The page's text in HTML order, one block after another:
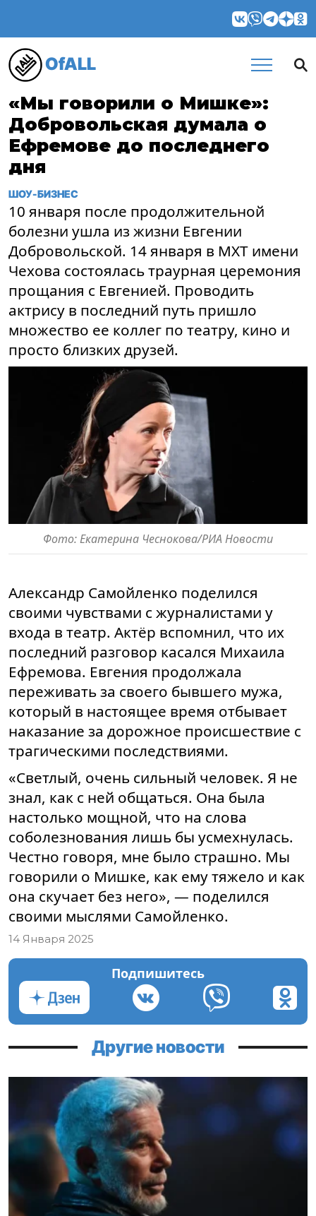
OfALL
«Мы говорили о Мишке»:
Добровольская думала о
Ефремове до последнего
дня
ШОУ-БИЗНЕС
10 января после продолжительной
болезни ушла из жизни Евгении
Добровольской. 14 января в МХТ имени
Чехова состоялась траурная церемония
прощания с Евгенией. Проводить
актрису в последний путь пришло
множество ее коллег по театру, кино и
просто близких друзей.
Фото: Екатерина Чеснокова/РИА Новости
Александр Самойленко поделился
своими чувствами с журналистами у
входа в театр. Актёр вспомнил, что их
последний разговор касался Михаила
Ефремова. Евгения продолжала
переживать за своего бывшего мужа,
который в настоящее время отбывает
наказание за дорожное происшествие с
трагическими последствиями.
«Светлый, очень сильный человек. Я не
знал, как с ней общаться. Она была
настолько мощной, что на слова
соболезнования лишь бы усмехнулась.
Честно говоря, мне было страшно. Мы
говорили о Мишке, как ему тяжело и как
она скучает без него», — поделился
своими мыслями Самойленко.
14 Января 2025
Подпишитесь
Другие новости